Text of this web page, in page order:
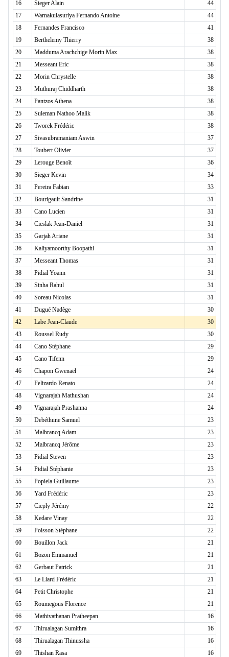
16 Sieger Alain
44
17
Warnakulasuriya Fernando Antoine
44
18
Fernandes Francisco
41
19
Berthelemy Thierry
38
20
Madduma Arachchige Morin Max
38
21
Messeant Eric
38
22
Morin Chrystelle
38
23
Muthuraj Chiddharth
38
24
Pantzos Athena
38
25
Suleman Nathoo Malik
38
26
Tworek Frédéric
38
27
Sivasubramaniam Aswin
37
28
Toubert Olivier
37
29
Lerouge Benoît
36
30
Sieger Kevin
34
31
Pereira Fabian
33
32
Bourigault Sandrine
31
33
Cano Lucien
31
34
Cieslak Jean-Daniel
31
35
Garjah Ariane
31
36
Kaliyamoorthy Boopathi
31
37
Messeant Thomas
31
38
Pidial Yoann
31
39
Sinha Rahul
31
40
Soreau Nicolas
31
41
Dugué Nadège
30
42
Labe Jean-Claude
30
43
Roussel Rudy
30
44
Cano Stéphane
29
45
Cano Tifenn
29
46
Chapon Gwenaël
24
47
Felizardo Renato
24
48
Vignarajah Mathushan
24
49
Vignarajah Prashanna
24
50
Debéthune Samuel
23
51
Malbrancq Adam
23
52
Malbrancq Jérôme
23
53
Pidial Steven
23
54
Pidial Stéphanie
23
55
Popiela Guillaume
23
56
Yard Frédéric
23
57
Cieply Jérémy
22
58
Kedare Vinay
22
59
Poisson Stéphane
22
60
Bouillon Jack
21
61
Bozon Emmanuel
21
62
Gerbaut Patrick
21
63
Le Liard Frédéric
21
64
Petit Christophe
21
65
Roumegous Florence
21
66
Mathivathanan Pratheepan
16
67
Thirualagan Sumithra
16
68
Thirualagan Thinussha
16
69
Thishan Rasa
16